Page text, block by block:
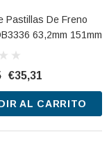
Pastillas De Freno
63,2mm 151mm
€35,31
AL CARRITO